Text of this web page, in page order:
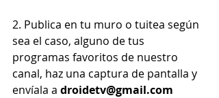
2. Publica en tu muro o tuitea según
sea el caso, alguno de tus
programas favoritos de nuestro
canal, haz una captura de pantalla y
envíala a droidetv@gmail.com